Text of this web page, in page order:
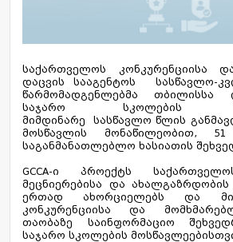
საქართველოს კონკურენციისა
დაცვის სააგენტოს სასწავლო-
წარმომადგენლებმა თბილისსა
საჯარო სკოლების
მიმდინარე სასწავლო წლის
მოსწავლის მონაწილეობით, 51
საგანმანათლებლო ხასიათის
GCCA-ი პროექტს
მეცნიერებისა და ახალგაზრდობის
ერთად ახორციელებს და
კონკურენციისა და
თაობაზე საინფორმაციო
საჯარო სკოლების